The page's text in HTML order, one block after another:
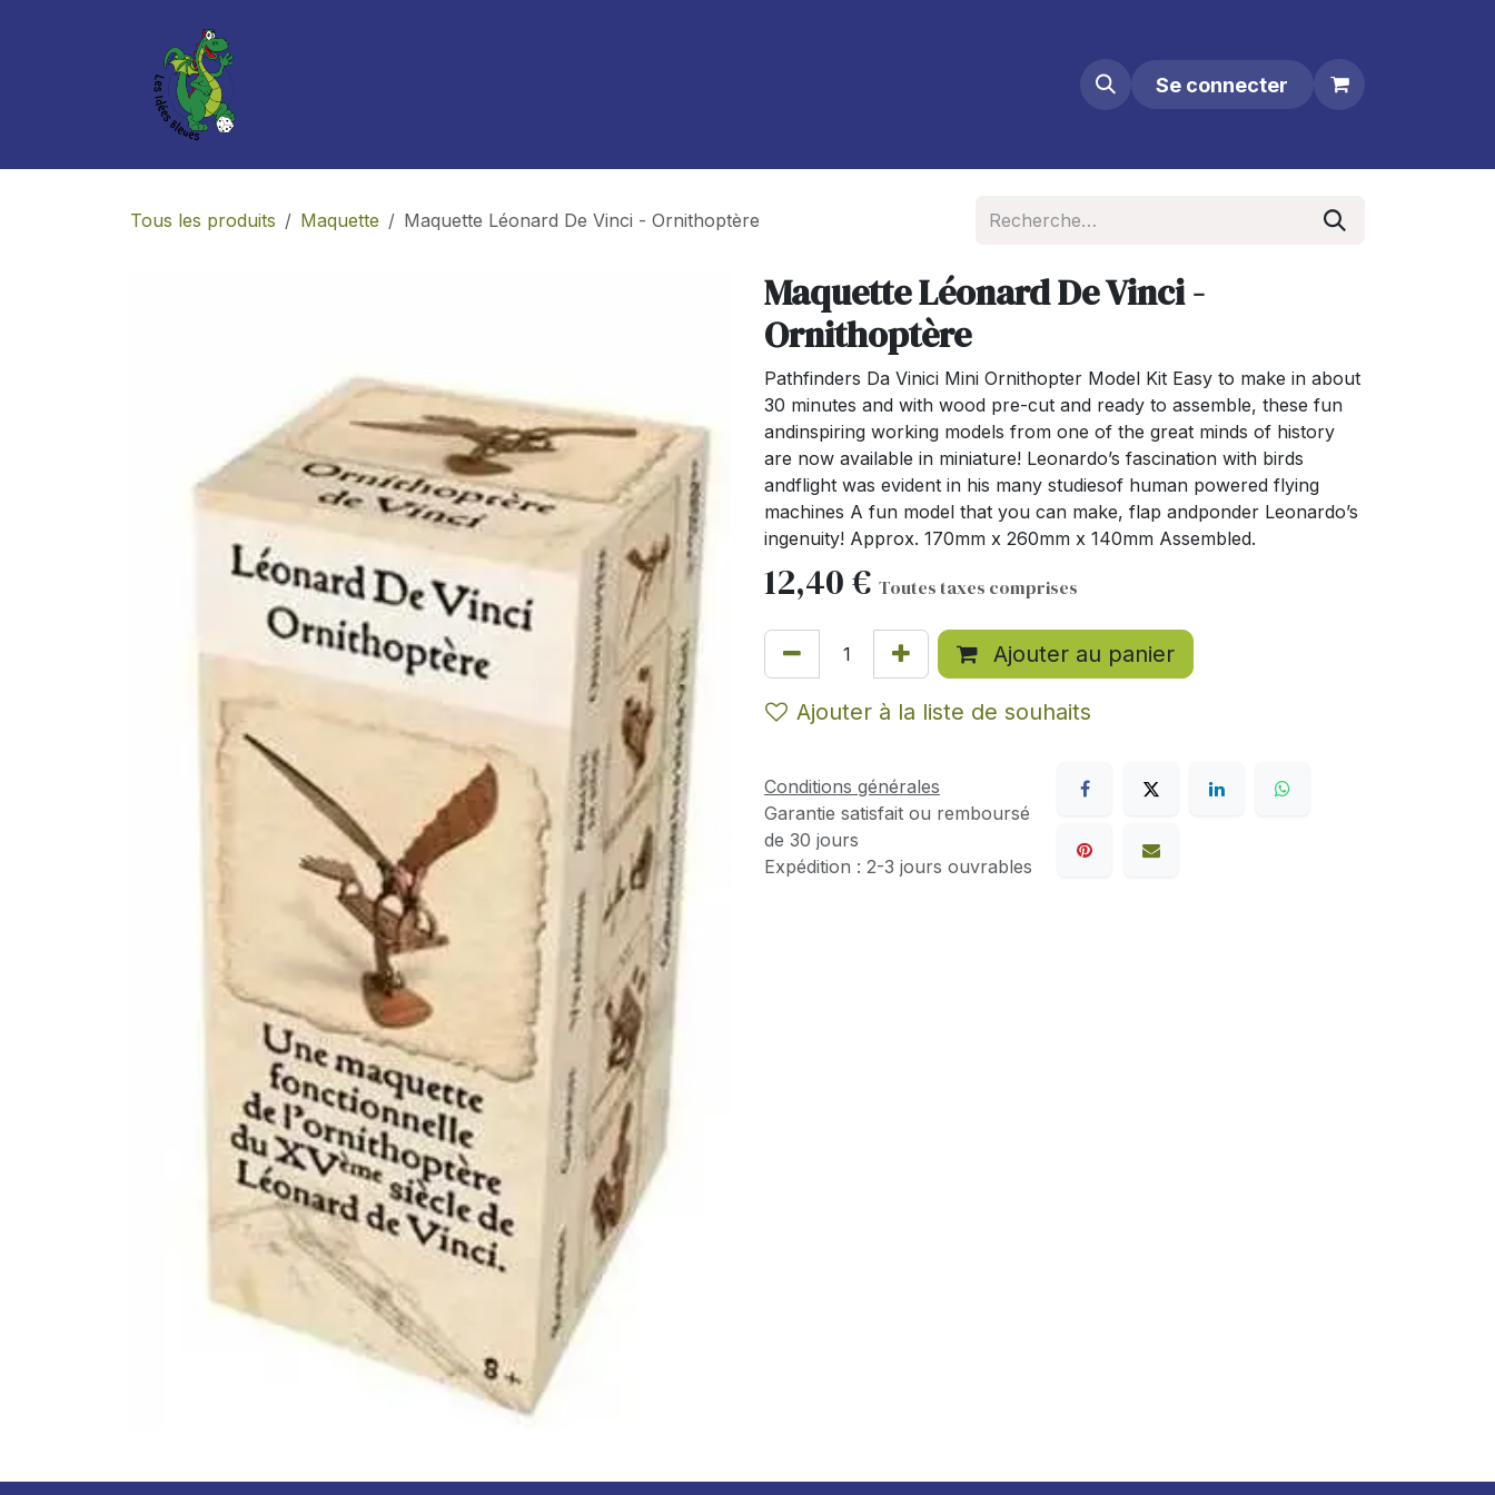
Se connecter
Tous les produits Maquette Maquette Léonard De Vinci - Ornithoptère
Maquette Léonard De Vinci -
Ornithoptère
Pathfinders Da Vinici Mini Ornithopter Model Kit Easy to make in about
30 minutes and with wood pre-cut and ready to assemble, these fun
andinspiring working models from one of the great minds of history
are now available in miniature! Leonardo’s fascination with birds
andflight was evident in his many studiesof human powered flying
machines A fun model that you can make, flap andponder Leonardo’s
ingenuity! Approx. 170mm x 260mm x 140mm Assembled.
12,40€ Toutes taxes comprises
Ajouter au panier
Ajouter à la liste de souhaits
Conditions générales
Garantie satisfait ou remboursé
de 30 jours
Expédition : 2-3 jours ouvrables